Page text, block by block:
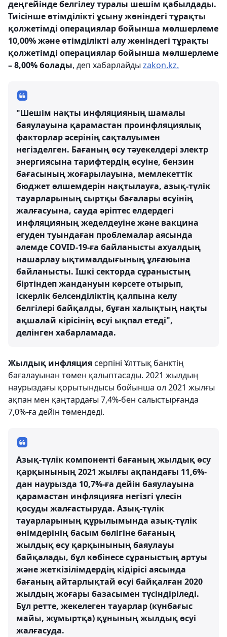
деңгейінде белгілеу туралы шешім қабылдады.
Тиісінше өтімділікті ұсыну жөніндегі тұрақты
қолжетімді операциялар бойынша мөлшерлеме
10,00% және өтімділікті алу жөніндегі тұрақты
қолжетімді операциялар бойынша мөлшерлеме
– 8,00% болады, деп хабарлайды zakon.kz.
"Шешім нақты инфляцияның шамалы
баяулауына қарамастан проинфляциялық
факторлар әсерінің сақталуымен
негізделген. Бағаның өсу тәуекелдері электр
энергиясына тарифтердің өсуіне, бензин
бағасының жоғарылауына, мемлекеттік
бюджет өлшемдерін нақтылауға, азық-түлік
тауарларының сыртқы бағалары өсуінің
жалғасуына, сауда әріптес елдердегі
инфляцияның жеделдеуіне және вакцина
егуден туындаған проблемалар аясында
әлемде COVID-19-ға байланысты ахуалдың
нашарлау ықтималдығының ұлғаюына
байланысты. Ішкі секторда сұраныстың
біртіндеп жандануын көрсете отырып,
іскерлік белсенділіктің қалпына келу
белгілері байқалды, бұған халықтың нақты
ақшалай кірісінің өсуі ықпал етеді",
делінген хабарламада.
Жылдық инфляциясерпіні Ұлттық банктің
бағалауынан төмен қалыптасады. 2021 жылдың
наурыздағы қорытындысы бойынша ол 2021 жылғы
ақпан мен қаңтардағы 7,4%-бен салыстырғанда
7,0%-ға дейін төмендеді.
Азық-түлік компоненті бағаның жылдық өсу
қарқынының 2021 жылғы ақпандағы 11,6%-
дан наурызда 10,7%-ға дейін баяулауына
қарамастан инфляцияға негізгі үлесін
қосуды жалғастыруда. Азық-түлік
тауарларының құрылымында азық-түлік
өнімдерінің басым бөлігіне бағаның
жылдық өсу қарқынының баяулауы
байқалады, бұл көбінесе сұраныстың артуы
және жеткізілімдердің кідірісі аясында
бағаның айтарлықтай өсуі байқалған 2020
жылдың жоғары базасымен түсіндіріледі.
Бұл ретте, жекелеген тауарлар (күнбағыс
майы, жұмыртқа) құнының жылдық өсуі
жалғасуда.